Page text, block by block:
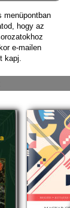
menüpontban
hogy az
e-mailen
kapj.